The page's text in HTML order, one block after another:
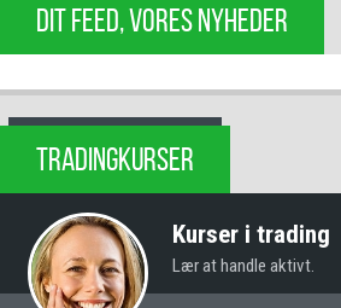
DIT FEED, VORES NYHEDER
TRADINGKURSER
Kurser i trading
Lær at handle aktivt.